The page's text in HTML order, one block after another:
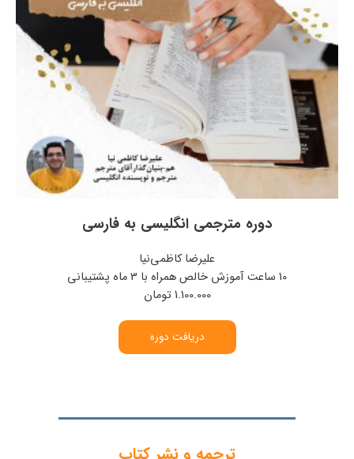
دوره مترجمی انگلیسی به فارسی
علیرضا کاظمی‌نیا
10 ساعت آموزش خالص همراه با 3 ماه پشتیبانی
1.100.000 تومان
دریافت دوره
ترجمه و نشر کتاب